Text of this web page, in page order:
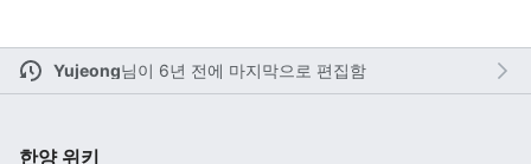
다
Yujeong님이 6년 전에 마지막으로 편집함
한양 위키